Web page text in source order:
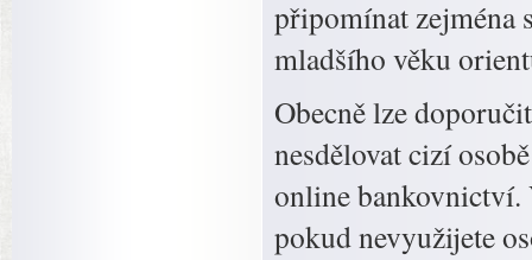
připomínat zejména
mladšího věku
Obecně lze
nesdělovat cizí
online bankovnictví.
pokud nevyužijete